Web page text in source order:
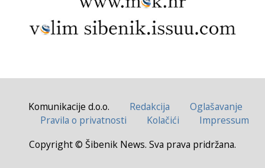
Komunikacije d.o.o. Redakcija
Oglašavanje
Pravila o privatnosti
Kolačići
Impressum
Copyright © Šibenik News. Sva prava pridržana.